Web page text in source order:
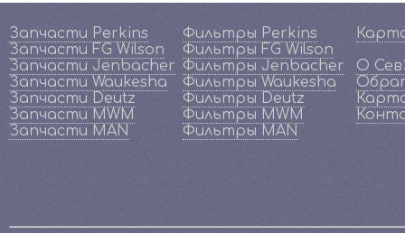
Запчасти Perkins
Запчасти FG Wilson
Запчасти Jenbacher
Запчасти Waukesha
Запчасти Deutz
Запчасти MWM
Запчасти MAN
Фильтры Perkins
Фильтры FG Wilson
Фильтры Jenbacher
Фильтры Waukesha
Фильтры Deutz
Фильтры MWM
Фильтры MAN
О